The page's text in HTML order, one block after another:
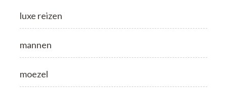
luxe reizen
mannen
moezel